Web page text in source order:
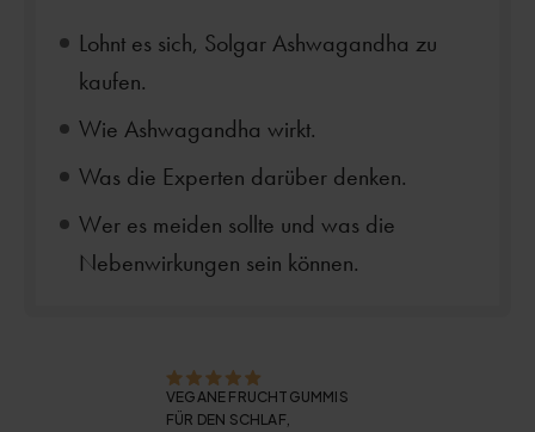
Lohnt es sich, Solgar Ashwagandha zu
kaufen.
Wie Ashwagandha wirkt.
Was die Experten darüber denken.
Wer es meiden sollte und was die
Nebenwirkungen sein können.
VEGANE FRUCHTGUMMIS
FÜR DEN SCHLAF,